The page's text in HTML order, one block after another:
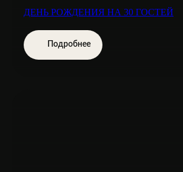
ДЕНЬ РОЖДЕНИЯ НА 30 ГОСТЕЙ
Подробнее